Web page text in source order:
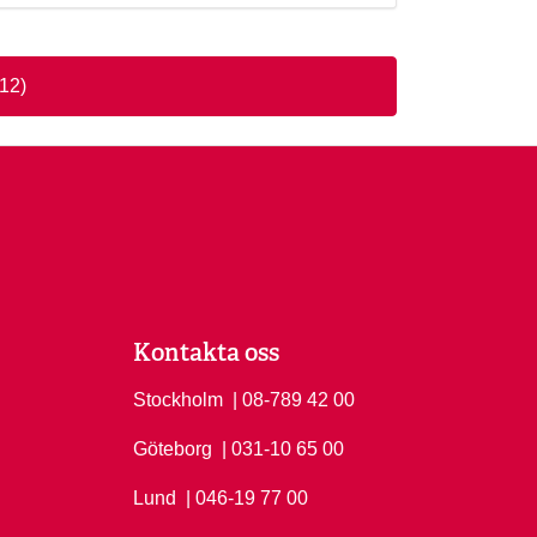
Kontakta oss
Stockholm Ring Stockholm på
| 08-789 42 00
Göteborg Ring Göteborg på
| 031-10 65 00
Lund Ring Lund på
| 046-19 77 00